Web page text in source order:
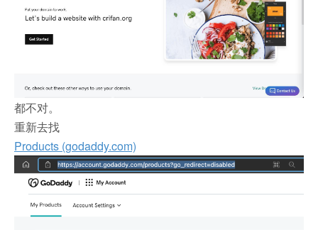
都不对。
重新去找
Products (godaddy.com)